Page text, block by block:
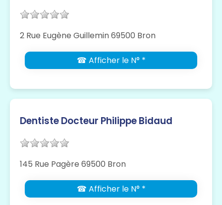
2 Rue Eugène Guillemin 69500 Bron
☎ Afficher le N° *
Dentiste Docteur Philippe Bidaud
145 Rue Pagère 69500 Bron
☎ Afficher le N° *